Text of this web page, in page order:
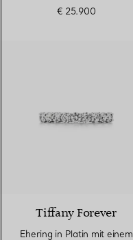
€ 25.900
Tiffany Forever
Ehering in Platin mit einem